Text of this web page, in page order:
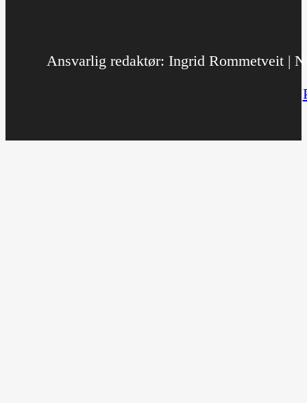
Ansvarlig redaktør: Ingrid Rommetveit |